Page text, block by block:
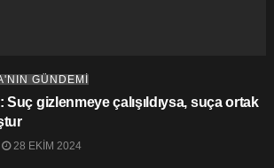
GÜNDEMİ
Suç gizlenmeye çalışıldıysa, suça ortak
28 EKIM 2024